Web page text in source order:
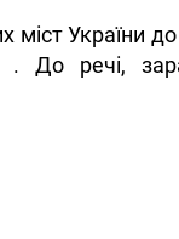
України до
До речі,